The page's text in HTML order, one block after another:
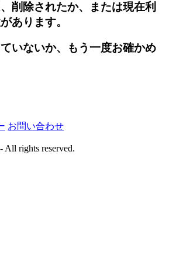
削除されたか、または現在利
あります。
いないか、もう一度お確かめ
お問い合わせ
rights reserved.